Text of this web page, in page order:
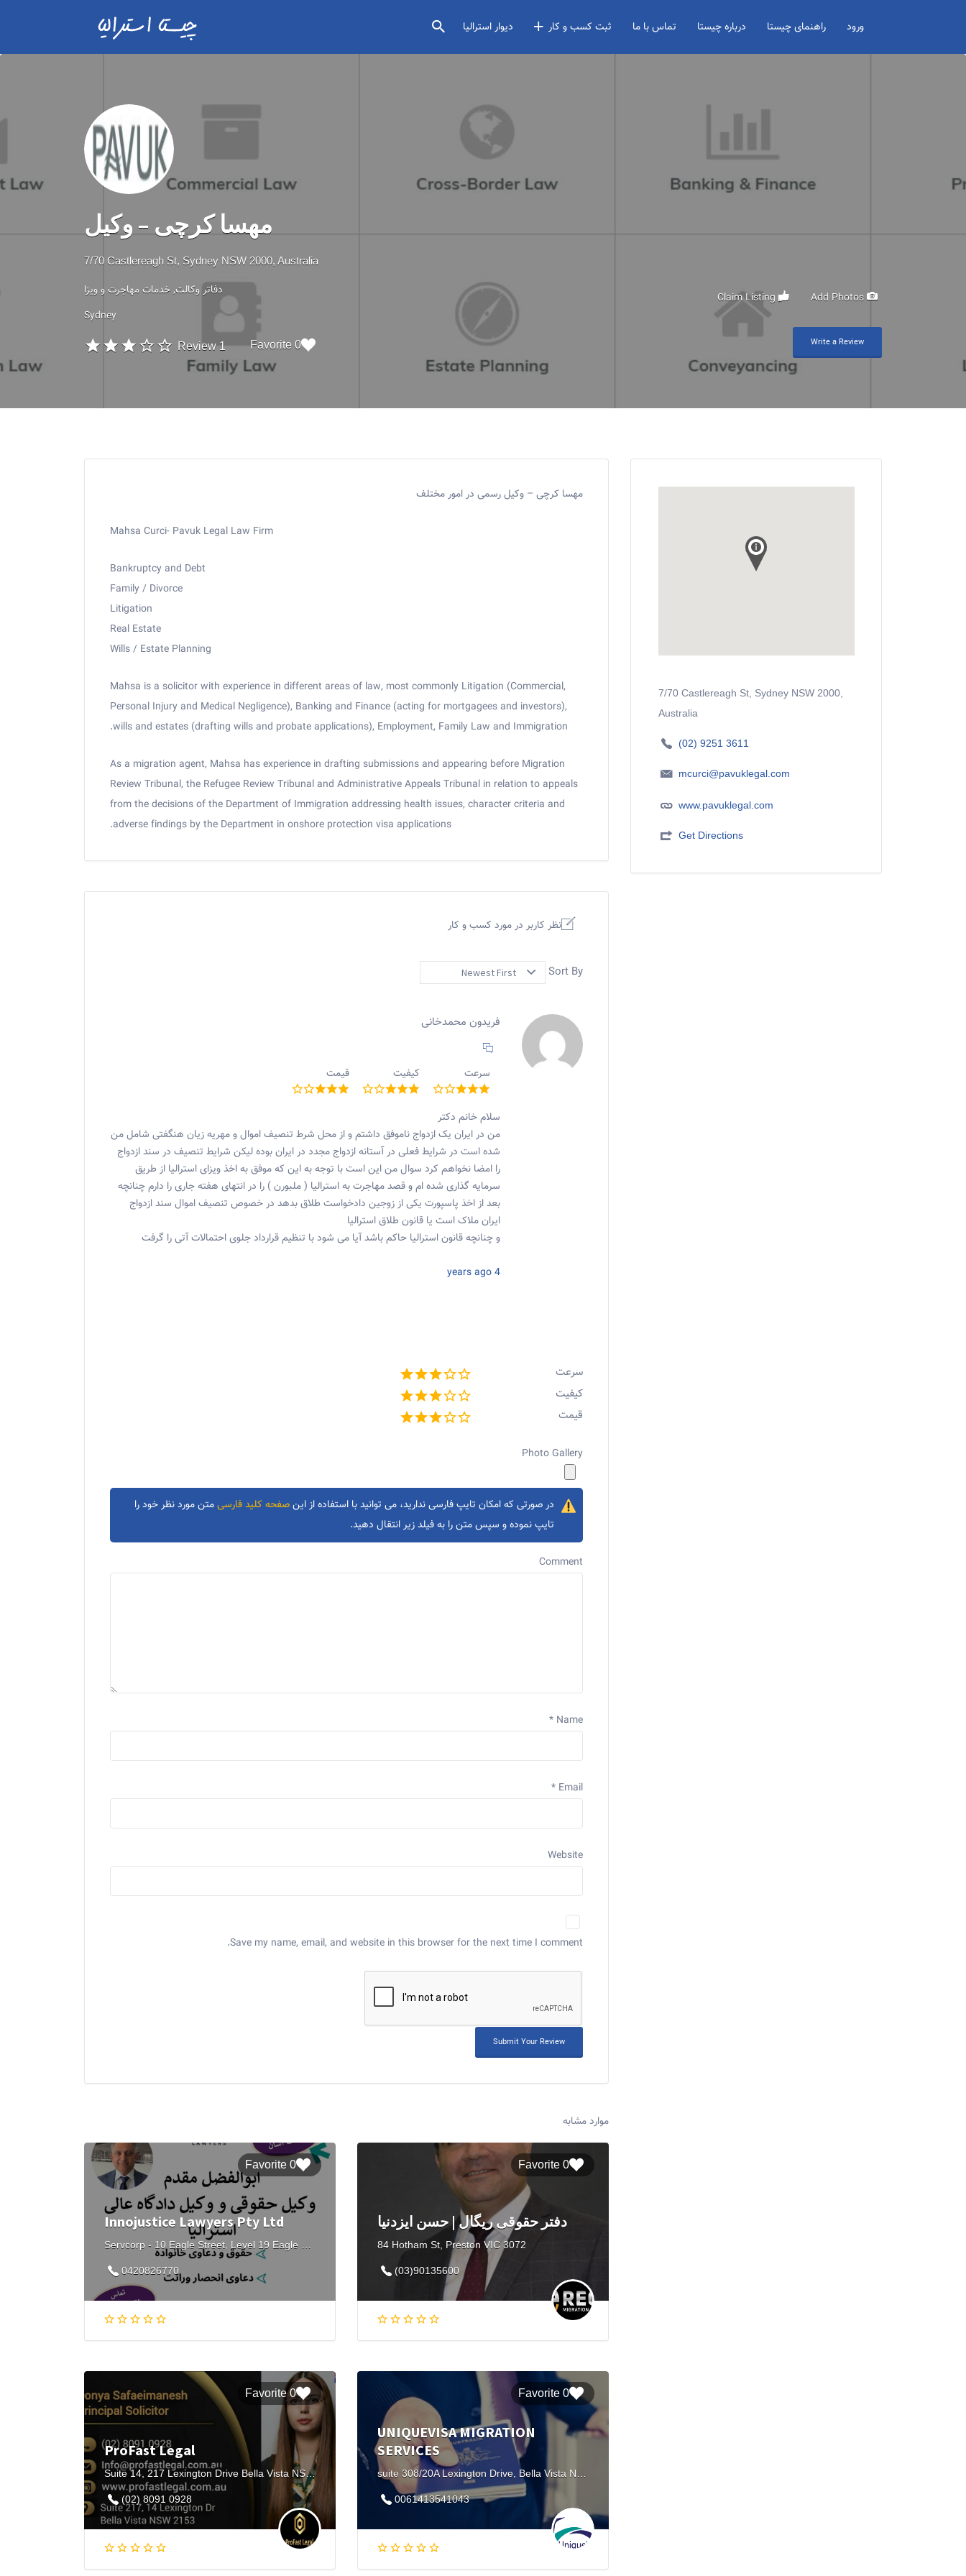
دیوار استرالیا ثبت کسب و کار تماس با ما درباره چیستا راهنمای چیستا ورود
مهسا کرچی – وکیل
7/70 Castlereagh St, Sydney NSW 2000, Australia
دفاتر وکالت خدمات مهاجرت و ویزا
Sydney
1 Review 0 Favorite Write a Review
7/70 Castlereagh St, Sydney NSW 2000,
Australia
(02) 9251 3611
mcurci@pavuklegal.com
www.pavuklegal.com
Get Directions
مهسا کرچی – وکیل رسمی در امور مختلف
Mahsa Curci- Pavuk Legal Law Firm
Bankruptcy and Debt
Family / Divorce
Litigation
Real Estate
Wills / Estate Planning
Mahsa is a solicitor with experience in different areas of law, most commonly Litigation (Commercial,
Personal Injury and Medical Negligence), Banking and Finance (acting for mortgagees and investors),
wills and estates (drafting wills and probate applications), Employment, Family Law and Immigration.
As a migration agent, Mahsa has experience in drafting submissions and appearing before Migration
Review Tribunal, the Refugee Review Tribunal and Administrative Appeals Tribunal in relation to appeals
from the decisions of the Department of Immigration addressing health issues, character criteria and
adverse findings by the Department in onshore protection visa applications.
نظر کاربر در مورد کسب و کار
Sort By
فریدون محمدخانی
سرعت کیفیت قیمت
سلام خانم دکتر
من در ایران یک ازدواج ناموفق داشتم و از محل شرط تنصیف اموال و مهریه زیان هنگفتی شامل من
شده است در شرایط فعلی در آستانه ازدواج مجدد در ایران بوده لیکن شرایط تنصیف در سند ازدواج
را امضا نخواهم کرد سوال من این است با توجه به این که موفق به اخذ ویزای استرالیا از طریق
سرمایه گذاری شده ام و قصد مهاجرت به استرالیا ( ملبورن ) را در انتهای هفته جاری را دارم چنانچه
بعد از اخذ پاسپورت یکی از زوجین دادخواست طلاق بدهد در خصوص تنصیف اموال سند ازدواج
ایران ملاک است یا قانون طلاق استرالیا
و چنانچه قانون استرالیا حاکم باشد آیا می شود با تنظیم قرارداد جلوی احتمالات آتی را گرفت
4 years ago
سرعت
کیفیت
قیمت
Photo Gallery
در صورتی که امکان تایپ فارسی ندارید، می توانید با استفاده از اینصفحه کلید فارسیمتن مورد نظر خود را
تایپ نموده و سپس متن را به فیلد زیر انتقال دهید.
Comment
Name
*
Email
*
Website
Save my name, email, and website in this browser for the next time I comment.
موارد مشابه
0 Favorite
Innojustice Lawyers Pty Ltd
0420826770
0 Favorite
دفتر حقوقی ریگال | حسن ایزدنیا
84 Hotham St, Preston VIC 3072
(03)90135600
0 Favorite
ProFast Legal
Suite 14, 217 Lexington Drive Bella Vista NSW 2153
(02) 8091 0928
0 Favorite
UNIQUEVISA MIGRATION
SERVICES
0061413541043